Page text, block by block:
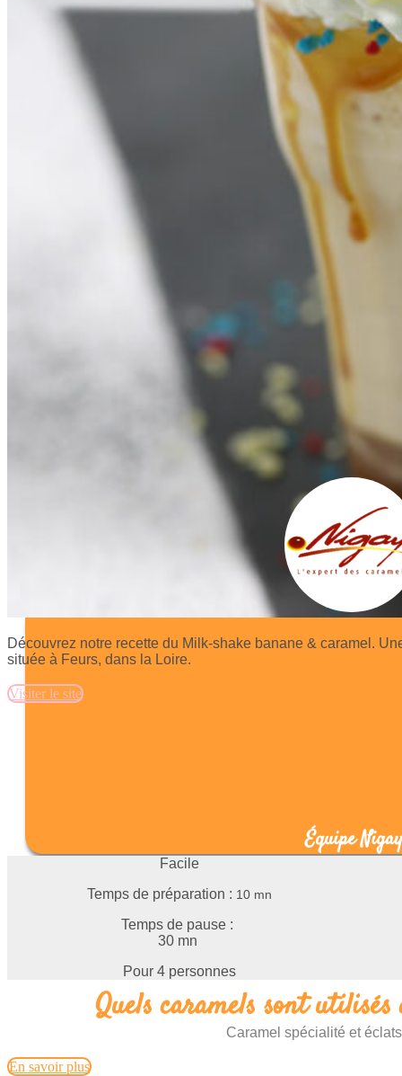
Découvrez notre recette du Milk-shake banane & caramel.
située à Feurs, dans la Loire.
Visiter le site
Équipe Nigay
Facile
Temps de préparation : 10 mn
Temps de pause :
30 mn
Pour 4 personnes
Quels caramels sont
Caramel spécialité et
En savoir plus